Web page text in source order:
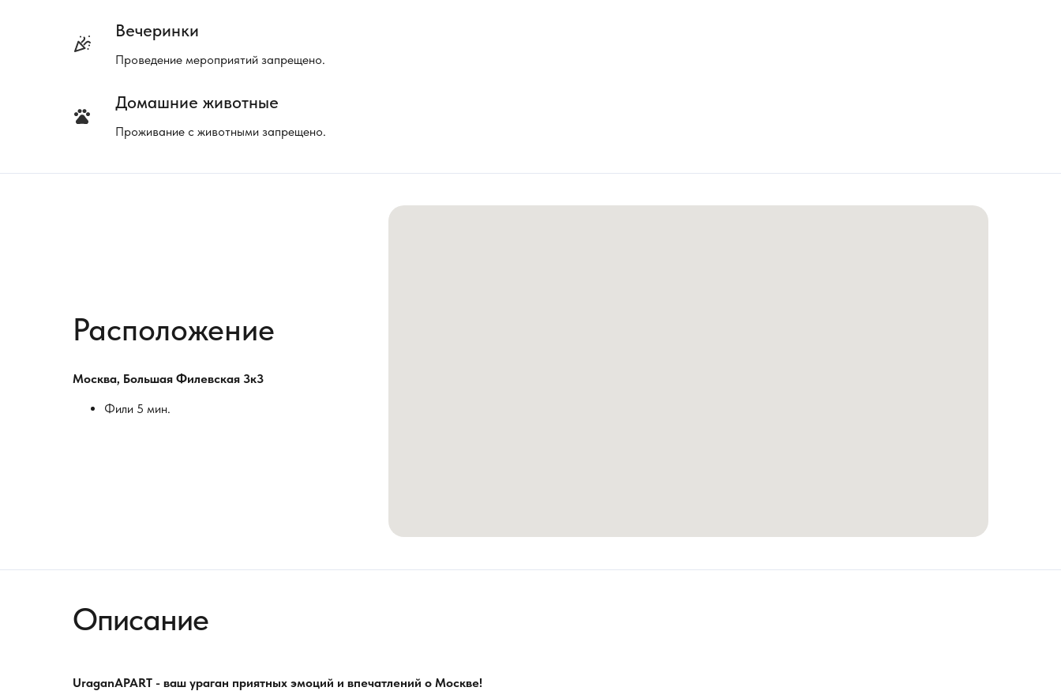
Вечеринки
Проведение мероприятий запрещено.
Домашние животные
Проживание с животными запрещено.
Расположение
Москва, Большая Филевская 3к3
Фили 5 мин.
Описание
UraganAPART - ваш ураган приятных эмоций и впечатлений о Москве!